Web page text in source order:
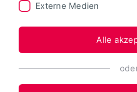
Externe Medien
Alle